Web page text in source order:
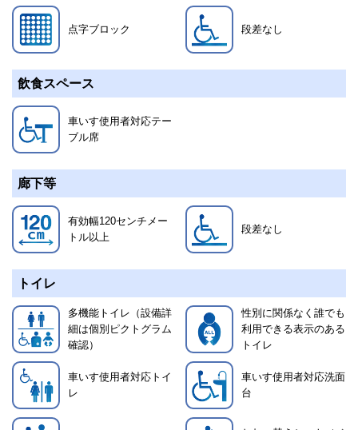
点字ブロック 段差なし
飲食スペース
車いす使用者対応テー
ブル席
廊下等
有効幅120センチメー
トル以上
段差なし
トイレ
多機能トイレ（設備詳
細は個別ピクトグラム
確認）
性別に関係なく誰でも
利用できる表示のある
トイレ
車いす使用者対応トイ
レ
車いす使用者対応洗面
台